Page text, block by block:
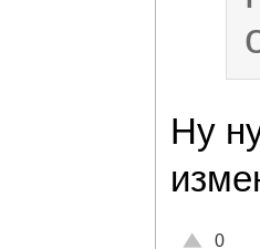
Ну
Отлично!
0